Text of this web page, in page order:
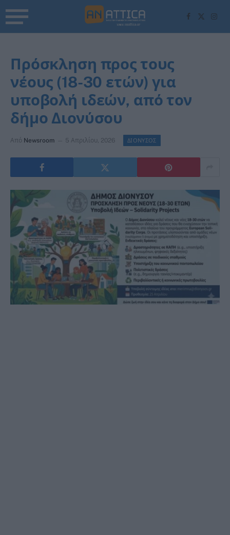
Facebook
X
(Twitter)
Πρόσκληση προς τους
νέους (18-30 ετών) για
υποβολή ιδεών, από τον
δήμο Διονύσου
Από Newsroom 5 Απριλίου, 2026 ΔΙΟΝΥΣΟΣ